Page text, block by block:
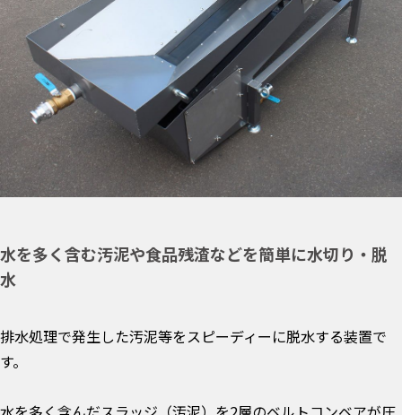
水を多く含む汚泥や食品残渣などを簡単に水切り・脱
水
排水処理で発生した汚泥等をスピーディーに脱水する装置で
す。